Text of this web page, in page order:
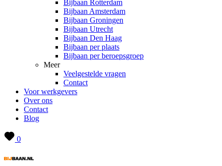
Bijbaan Rotterdam
Bijbaan Amsterdam
Bijbaan Groningen
Bijbaan Utrecht
Bijbaan Den Haag
Bijbaan per plaats
Bijbaan per beroepsgroep
Meer
Veelgestelde vragen
Contact
Voor werkgevers
Over ons
Contact
Blog
0